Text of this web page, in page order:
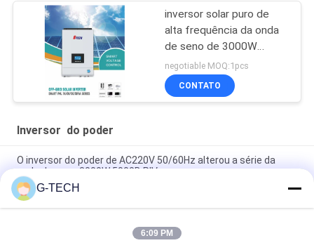
inversor solar puro de
alta frequência da onda
de seno de 3000W
5000W com MPPT
negotiable MOQ:1pcs
CONTATO
Inversor do poder
O inversor do poder de AC220V 50/60Hz alterou a série da
onda de seno 3000W 5000B PIV
Inversor puro da onda de seno da série do XL, inversor para o
uso home
exposição de LCD do inversor do poder de 800VA 640W com 2
G-TECH
6:09 PM